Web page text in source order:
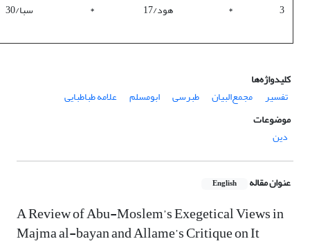
3
* هود/17 * سبا/30
کلیدواژه‌ها
تفسیر
مجمع‌البیان طبرسی ابومسلم
علامه طباطبایی
موضوعات
دین
عنوان مقاله English
A Review of Abu-Moslem’s Exegetical Views in
Majma al-bayan and Allame’s Critique on It